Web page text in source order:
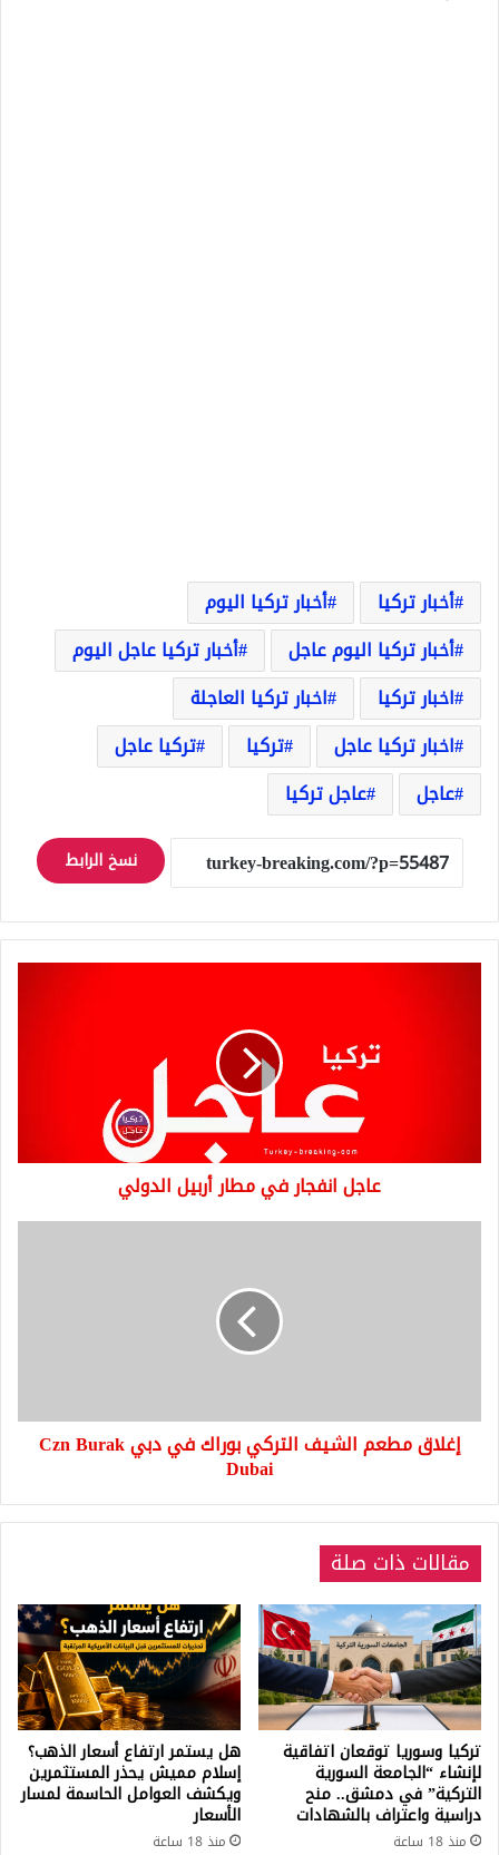
أخبار تركيا
أخبار تركيا اليوم
أخبار تركيا اليوم عاجل
أخبار تركيا عاجل اليوم
اخبار تركيا
اخبار تركيا العاجلة
اخبار تركيا عاجل
تركيا
تركيا عاجل
عاجل
عاجل تركيا
نسخ الرابط
عاجل انفجار في مطار أربيل الدولي
Burak
Dubai
إغلاق مطعم الشيف التركي بوراك في دبي Czn Burak
Dubai
مقالات ذات صلة
تركيا وسوريا توقعان اتفاقية
لإنشاء “الجامعة السورية
التركية” في دمشق.. منح
دراسية واعتراف بالشهادات
منذ 18 ساعة
هل يستمر ارتفاع أسعار الذهب؟
إسلام مميش يحذر المستثمرين
ويكشف العوامل الحاسمة لمسار
الأسعار
منذ 18 ساعة